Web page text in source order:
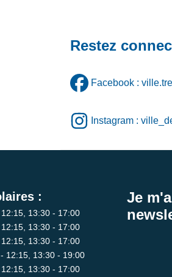
Restez
Facebook :
Instagram :
:
13:30 - 17:00
13:30 - 17:00
13:30 - 17:00
12:15, 13:30 - 19:00
13:30 - 17:00
Je